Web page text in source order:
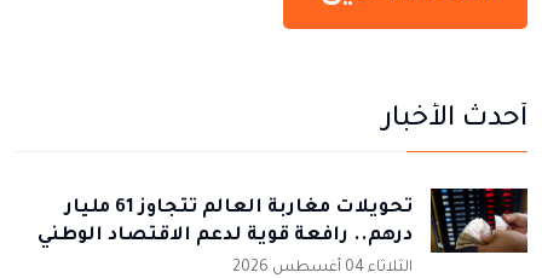
أحدث الأخبار
تحويلات مغاربة العالم تتجاوز 61 مليار
درهم.. رافعة قوية لدعم الاقتصاد الوطني
الثلاثاء 04 أغسطس 2026